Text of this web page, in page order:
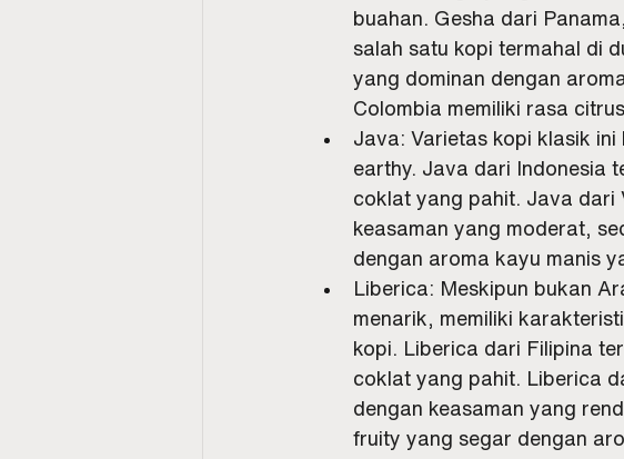
buahan. Gesha dari
salah satu kopi termahal di
yang dominan dengan
Colombia memiliki rasa
Java: Varietas kopi klasik
earthy. Java dari Indonesia
coklat yang pahit. Java dari
keasaman yang moderat,
dengan aroma kayu manis
Liberica: Meskipun bukan
menarik, memiliki
kopi. Liberica dari Filipina
coklat yang pahit. Liberica
dengan keasaman yang
fruity yang segar dengan